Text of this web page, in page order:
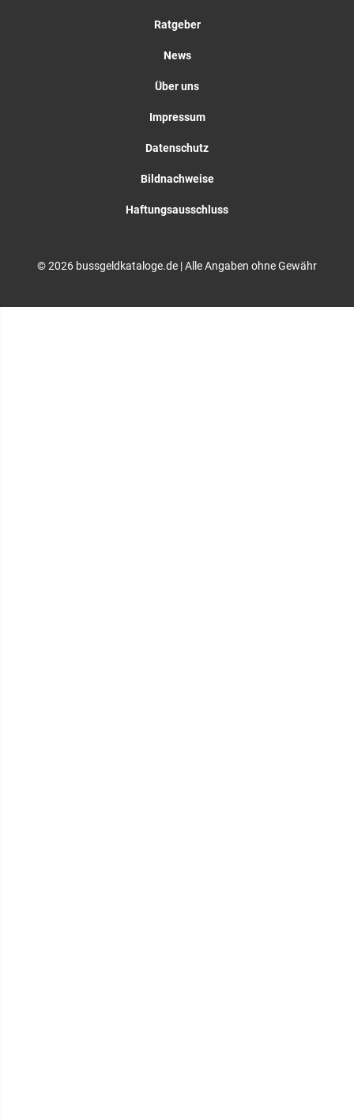
Ratgeber
News
Über uns
Impressum
Datenschutz
Bildnachweise
Haftungsausschluss
© 2026 bussgeldkataloge.de | Alle Angaben ohne Gewähr